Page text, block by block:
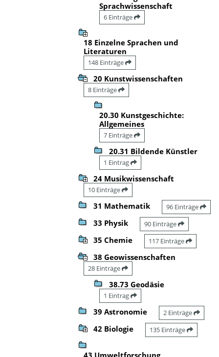
Sprachwissenschaft
6 Einträge
18 Einzelne Sprachen und
Literaturen
148 Einträge
20 Kunstwissenschaften
8 Einträge
20.30 Kunstgeschichte:
Allgemeines
7 Einträge
20.31 Bildende Künstler
1 Eintrag
24 Musikwissenschaft
10 Einträge
31 Mathematik 96 Einträge
33 Physik 90 Einträge
35 Chemie 117 Einträge
38 Geowissenschaften
28 Einträge
38.73 Geodäsie
1 Eintrag
39 Astronomie 2 Einträge
42 Biologie 135 Einträge
43 Umweltforschung,